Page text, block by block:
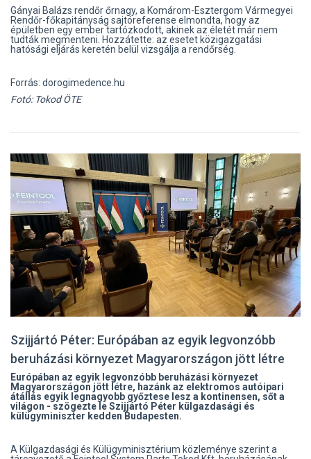
Gányai Balázs rendőr őrnagy, a Komárom-Esztergom Vármegyei
Rendőr-főkapitányság sajtóreferense elmondta, hogy az
épületben egy ember tartózkodott, akinek az életét már nem
tudták megmenteni. Hozzátette: az esetet közigazgatási
hatósági eljárás keretén belül vizsgálja a rendőrség.
Forrás: dorogimedence.hu
Fotó: Tokod ÖTE
Szijjártó Péter: Európában az egyik legvonzóbb
beruházási környezet Magyarországon jött létre
Európában az egyik legvonzóbb beruházási környezet
Magyarországon jött létre, hazánk az elektromos autóipari
átállás egyik legnagyobb győztese lesz a kontinensen, sőt a
világon - szögezte le Szijjártó Péter külgazdasági és
külügyminiszter kedden Budapesten.
A Külgazdasági és Külügyminisztérium közleménye szerint a